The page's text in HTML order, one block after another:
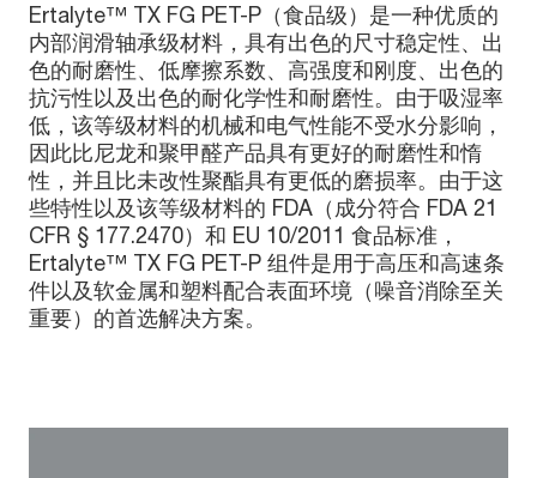
Ertalyte™ TX FG PET-P（食品级）是一种优质的
内部润滑轴承级材料，具有出色的尺寸稳定性、出
色的耐磨性、低摩擦系数、高强度和刚度、出色的
抗污性以及出色的耐化学性和耐磨性。由于吸湿率
低，该等级材料的机械和电气性能不受水分影响，
因此比尼龙和聚甲醛产品具有更好的耐磨性和惰
性，并且比未改性聚酯具有更低的磨损率。由于这
些特性以及该等级材料的 FDA（成分符合 FDA 21
CFR § 177.2470）和 EU 10/2011 食品标准，
Ertalyte™ TX FG PET-P 组件是用于高压和高速条
件以及软金属和塑料配合表面环境（噪音消除至关
重要）的首选解决方案。